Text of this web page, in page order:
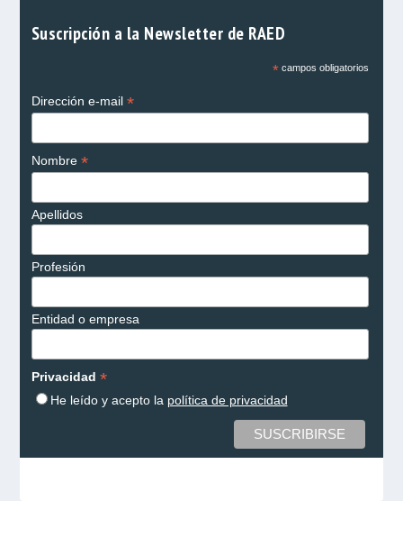
Suscripción a la Newsletter de RAED
*campos obligatorios
Dirección e-mail *
Nombre *
Apellidos
Profesión
Entidad o empresa
Privacidad *
He leído y acepto la política de privacidad